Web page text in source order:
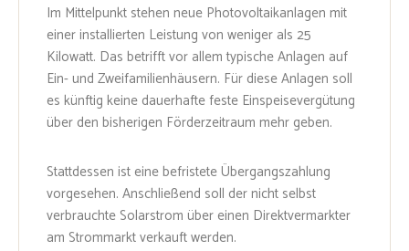
Im Mittelpunkt stehen neue Photovoltaikanlagen mit
einer installierten Leistung von weniger als 25
Kilowatt. Das betrifft vor allem typische Anlagen auf
Ein- und Zweifamilienhäusern. Für diese Anlagen soll
es künftig keine dauerhafte feste Einspeisevergütung
über den bisherigen Förderzeitraum mehr geben.
Stattdessen ist eine befristete Übergangszahlung
vorgesehen. Anschließend soll der nicht selbst
verbrauchte Solarstrom über einen Direktvermarkter
am Strommarkt verkauft werden.